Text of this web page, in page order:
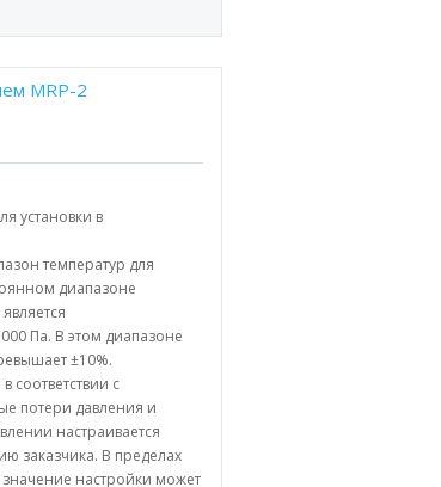
MRP-2
установки в
температур для
диапазоне
Па. В этом диапазоне
±10%.
с
потери давления и
настраивается
заказчика. В пределах
настройки может